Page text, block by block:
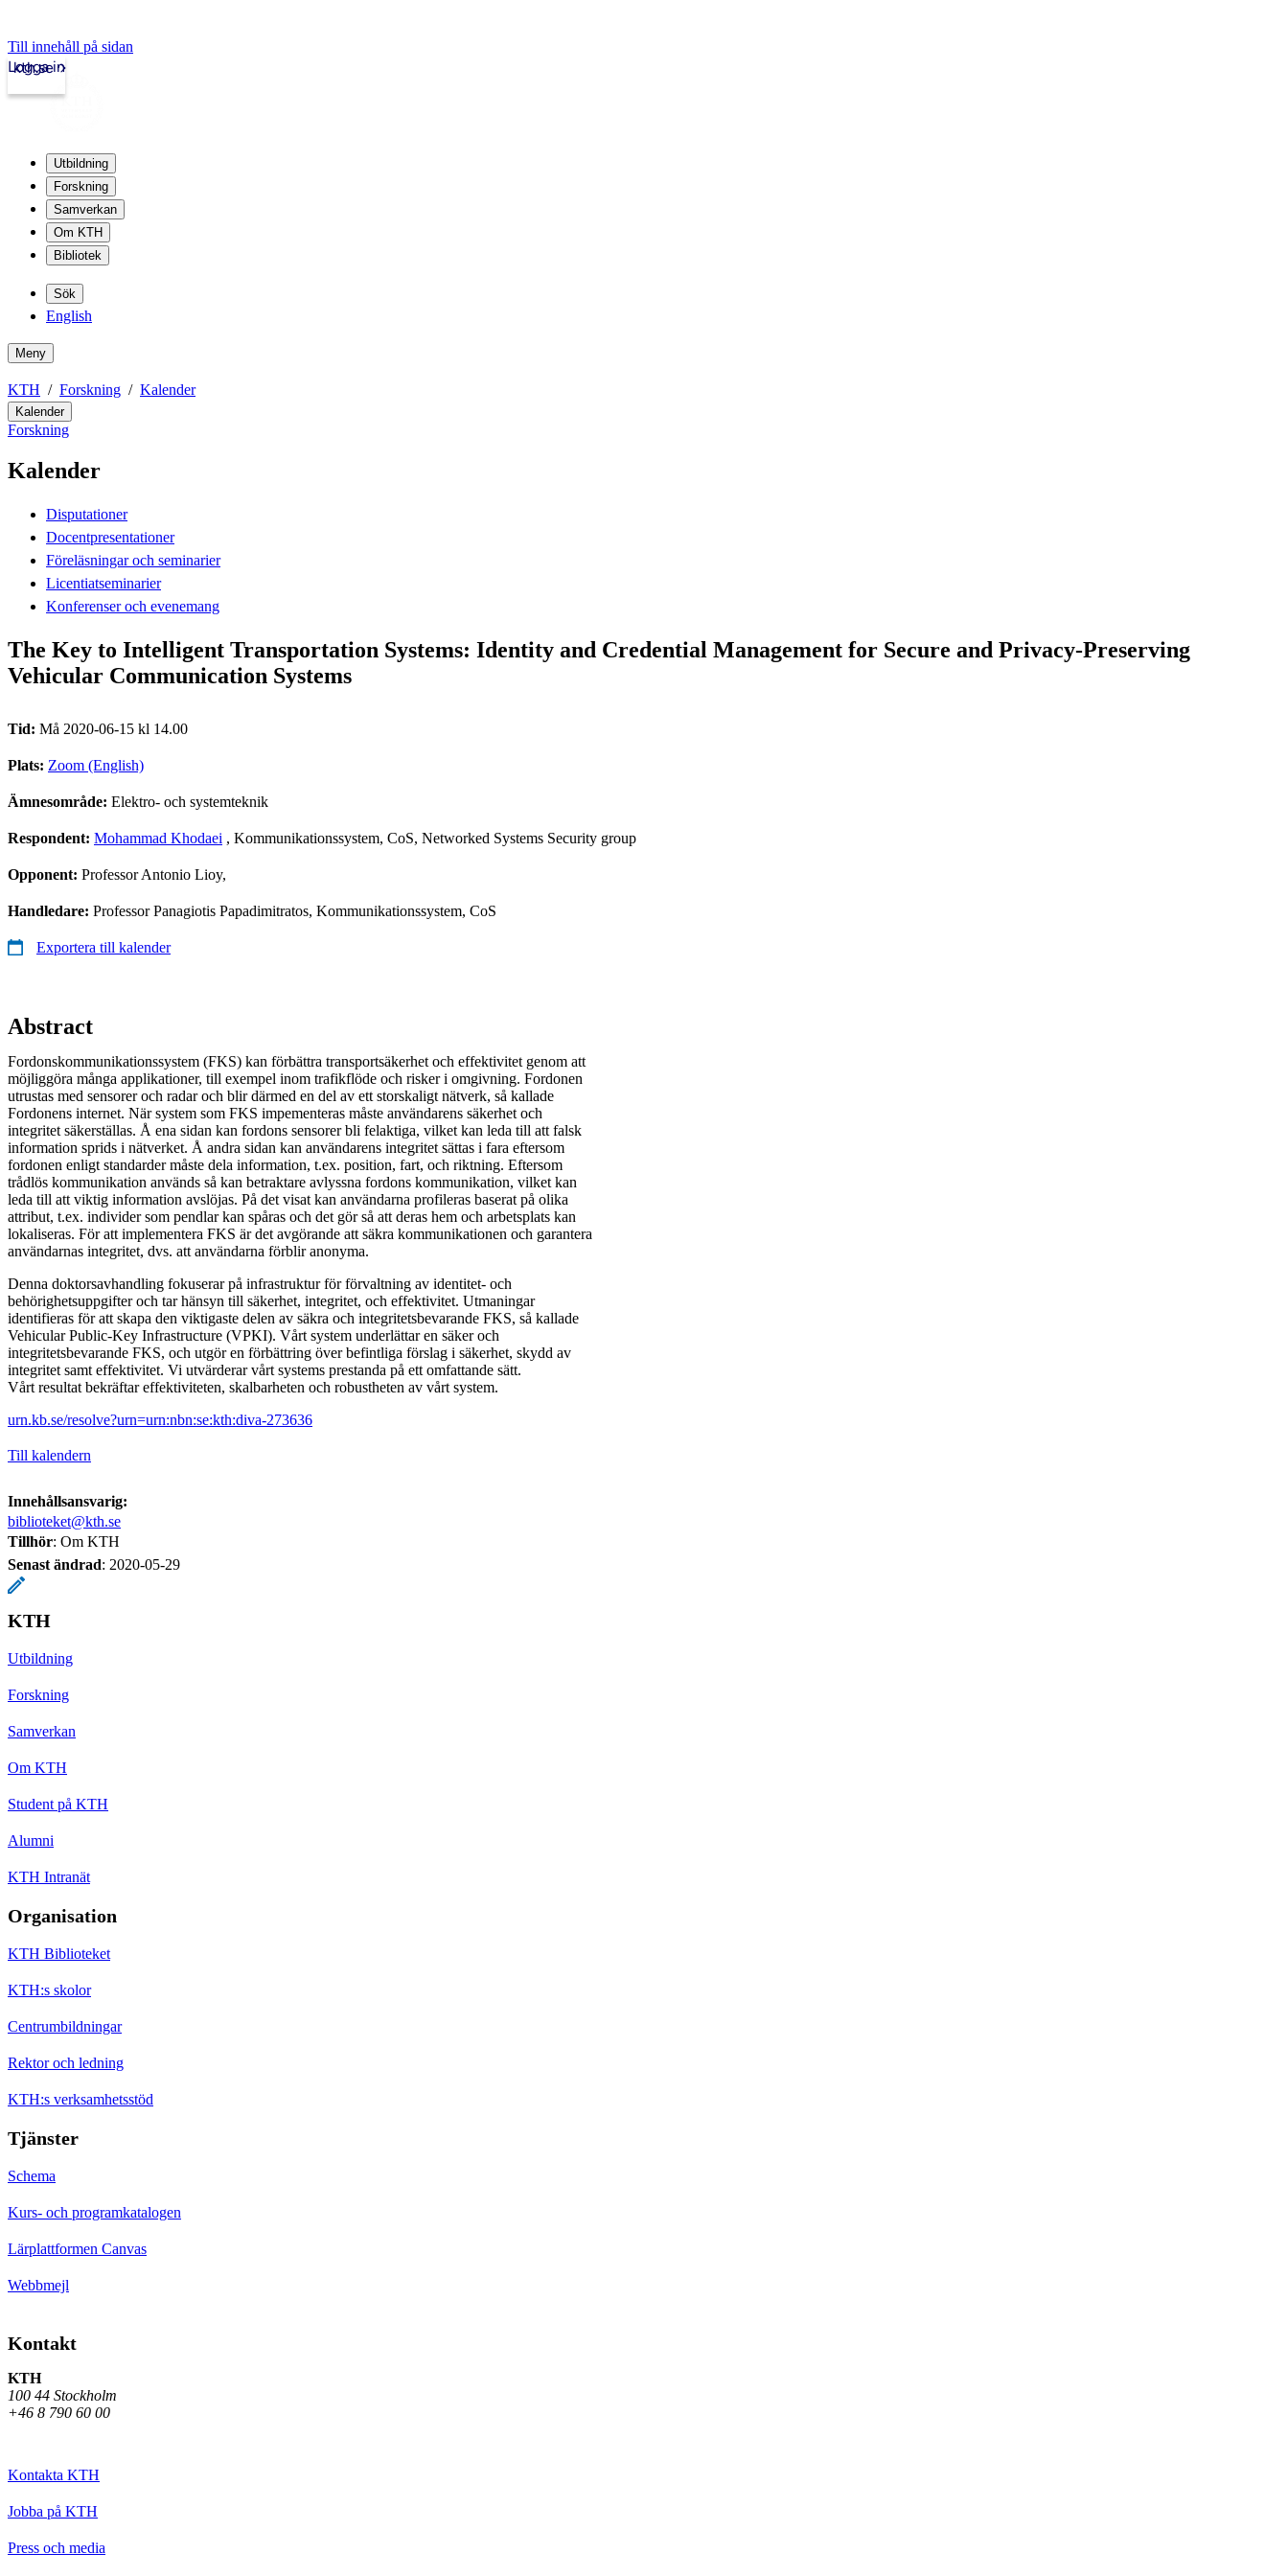
Till innehåll på sidan
kth.se
Logga in
Utbildning
Forskning
Samverkan
Om KTH
Bibliotek
Sök
English
Meny
KTH Forskning Kalender
Kalender
Forskning
Kalender
Disputationer
Docentpresentationer
Föreläsningar och seminarier
Licentiatseminarier
Konferenser och evenemang
The Key to Intelligent Transportation Systems: Identity and Credential Management for Secure and Privacy-Preserving
Vehicular Communication Systems
Tid: Må 2020-06-15 kl 14.00
Plats: Zoom (English)
Ämnesområde: Elektro- och systemteknik
Respondent: Mohammad Khodaei , Kommunikationssystem, CoS, Networked Systems Security group
Opponent: Professor Antonio Lioy,
Handledare: Professor Panagiotis Papadimitratos, Kommunikationssystem, CoS
Exportera till kalender
Abstract
Fordonskommunikationssystem (FKS) kan förbättra transportsäkerhet och effektivitet genom att
möjliggöra många applikationer, till exempel inom trafikflöde och risker i omgivning. Fordonen
utrustas med sensorer och radar och blir därmed en del av ett storskaligt nätverk, så kallade
Fordonens internet. När system som FKS impementeras måste användarens säkerhet och
integritet säkerställas. Å ena sidan kan fordons sensorer bli felaktiga, vilket kan leda till att falsk
information sprids i nätverket. Å andra sidan kan användarens integritet sättas i fara eftersom
fordonen enligt standarder måste dela information, t.ex. position, fart, och riktning. Eftersom
trådlös kommunikation används så kan betraktare avlyssna fordons kommunikation, vilket kan
leda till att viktig information avslöjas. På det visat kan användarna profileras baserat på olika
attribut, t.ex. individer som pendlar kan spåras och det gör så att deras hem och arbetsplats kan
lokaliseras. För att implementera FKS är det avgörande att säkra kommunikationen och garantera
användarnas integritet, dvs. att användarna förblir anonyma.
Denna doktorsavhandling fokuserar på infrastruktur för förvaltning av identitet- och
behörighetsuppgifter och tar hänsyn till säkerhet, integritet, och effektivitet. Utmaningar
identifieras för att skapa den viktigaste delen av säkra och integritetsbevarande FKS, så kallade
Vehicular Public-Key Infrastructure (VPKI). Vårt system underlättar en säker och
integritetsbevarande FKS, och utgör en förbättring över befintliga förslag i säkerhet, skydd av
integritet samt effektivitet. Vi utvärderar vårt systems prestanda på ett omfattande sätt.
Vårt resultat bekräftar effektiviteten, skalbarheten och robustheten av vårt system.
urn.kb.se/resolve?urn=urn:nbn:se:kth:diva-273636
Till kalendern
Innehållsansvarig:
biblioteket@kth.se
Tillhör: Om KTH
Senast ändrad: 2020-05-29
KTH
Utbildning
Forskning
Samverkan
Om KTH
Student på KTH
Alumni
KTH Intranät
Organisation
KTH Biblioteket
KTH:s skolor
Centrumbildningar
Rektor och ledning
KTH:s verksamhetsstöd
Tjänster
Schema
Kurs- och programkatalogen
Lärplattformen Canvas
Webbmejl
Kontakt
KTH
100 44 Stockholm
+46 8 790 60 00
Kontakta KTH
Jobba på KTH
Press och media